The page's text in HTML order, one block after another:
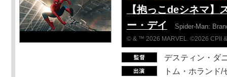
【抱っこdeシネマ】
ー・デイ
Spider-Man:
© & ™ 2026 MARVEL. ©2026 CPII
デスティン・ダ
トム・ホランド